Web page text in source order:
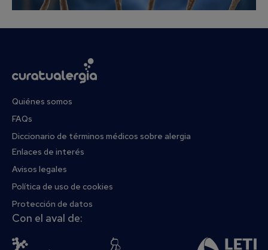
Quiénes somos
FAQs
Diccionario de términos médicos sobre alergia
Enlaces de interés
Avisos legales
Política de uso de cookies
Protección de datos
Con el aval de: